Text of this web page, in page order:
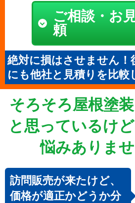
ご相談・お
頼
絶対に損はさせません！
にも他社と見積りを比較
そろそろ屋根塗
と思っているけ
悩みありま
訪問販売が来たけど、
価格が適正かどうか分